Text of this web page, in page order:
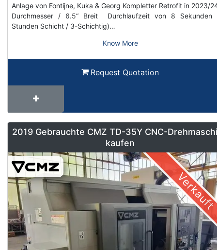
Anlage von Fontijne, Kuka & Georg Kompletter Retrofit in 2023/
Durchmesser / 6.5“ Breit Durchlaufzeit von 8 Sekunden
Stunden Schicht / 3-Schichtig)…
Know More
Request Quotation
2019 Gebrauchte CMZ TD-35Y CNC-
kaufen
Verkauft